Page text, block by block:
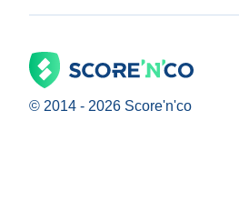
© 2014 - 2026 Score'n'co